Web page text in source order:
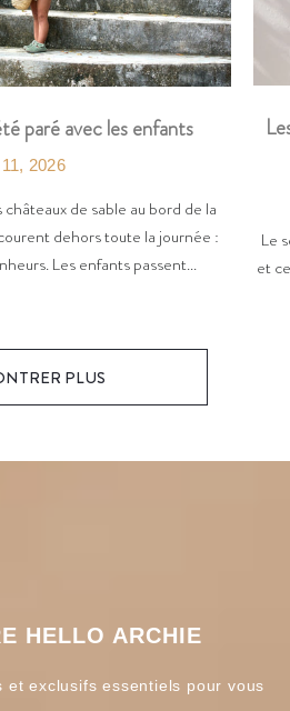
paré avec les enfants
2026
de sable au bord de la
dehors toute la journée :
Les enfants passent...
Le
et
PLUS
HELLO ARCHIE
et exclusifs essentiels pour vous